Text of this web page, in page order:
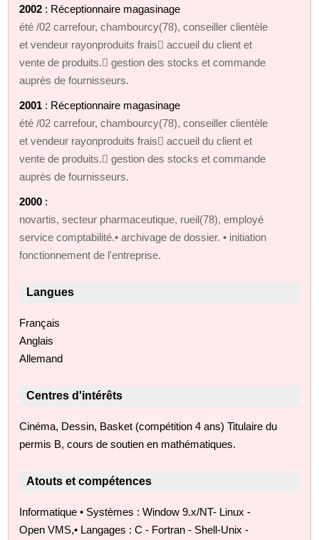
2002 : Réceptionnaire magasinage
été /02 carrefour, chambourcy(78), conseiller clientèle
et vendeur rayonproduits frais accueil du client et
vente de produits. gestion des stocks et commande
auprès de fournisseurs.
2001 : Réceptionnaire magasinage
été /02 carrefour, chambourcy(78), conseiller clientèle
et vendeur rayonproduits frais accueil du client et
vente de produits. gestion des stocks et commande
auprès de fournisseurs.
2000 :
novartis, secteur pharmaceutique, rueil(78), employé
service comptabilité.• archivage de dossier. • initiation
fonctionnement de l'entreprise.
Langues
Français
Anglais
Allemand
Centres d'intérêts
Cinéma, Dessin, Basket (compétition 4 ans) Titulaire du
permis B, cours de soutien en mathématiques.
Atouts et compétences
Informatique • Systèmes : Window 9.x/NT- Linux -
Open VMS,• Langages : C - Fortran - Shell-Unix -